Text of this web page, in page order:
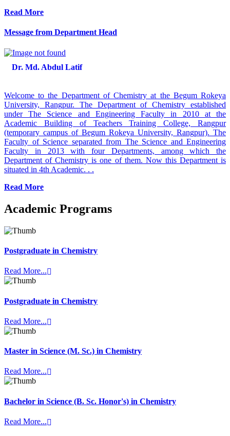
Read More
Message from Department Head
Dr. Md. Abdul Latif
Welcome to the Department of Chemistry at the Begum Rokeya
University, Rangpur. The Department of Chemistry established
under The Science and Engineering Faculty in 2010 at the
Academic Building of Teachers Training College, Rangpur
(temporary campus of Begum Rokeya University, Rangpur). The
Faculty of Science separated from The Science and Engineering
Faculty in 2013 with four Departments, among which the
Department of Chemistry is one of them. Now this Department is
situated in 4th Academic. . .
Read More
Academic Programs
Postgraduate in Chemistry
Read More...
Postgraduate in Chemistry
Read More...
Master in Science (M. Sc.) in Chemistry
Read More...
Bachelor in Science (B. Sc. Honor's) in Chemistry
Read More...